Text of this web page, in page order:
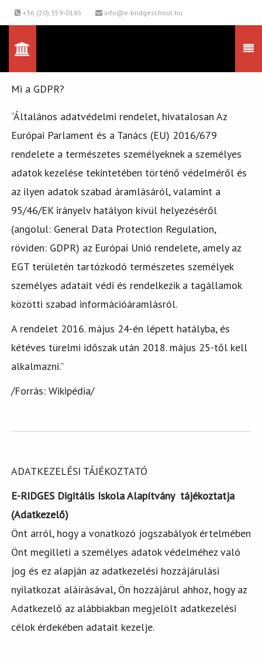
+36 (20) 359-0185 info@e-bridgeschool.hu
Mi a GDPR?
“Általános adatvédelmi rendelet, hivatalosan Az
Európai Parlament és a Tanács (EU) 2016/679
rendelete a természetes személyeknek a személyes
adatok kezelése tekintetében történő védelméről és
az ilyen adatok szabad áramlásáról, valamint a
95/46/EK irányelv hatályon kívül helyezéséről
(angolul: General Data Protection Regulation,
röviden: GDPR) az Európai Unió rendelete, amely az
EGT területén tartózkodó természetes személyek
személyes adatait védi és rendelkezik a tagállamok
közötti szabad információáramlásról.
A rendelet 2016. május 24-én lépett hatályba, és
kétéves türelmi időszak után 2018. május 25-től kell
alkalmazni.”
/Forrás: Wikipédia/
ADATKEZELÉSI TÁJÉKOZTATÓ
E-RIDGES Digitális Iskola Alapítvány tájékoztatja
(Adatkezelő)
Önt arról, hogy a vonatkozó jogszabályok értelmében
Önt megilleti a személyes adatok védelméhez való
jog és ez alapján az adatkezelési hozzájárulási
nyilatkozat aláírásával, Ön hozzájárul ahhoz, hogy az
Adatkezelő az alábbiakban megjelölt adatkezelési
célok érdekében adatait kezelje.